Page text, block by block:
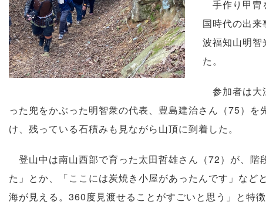
手作り甲冑
国時代の出
波福知山明智
た。
参加者は大
った兜をかぶった明智衆の代表、豊島建治さん（75）
け、残っている石積みも見ながら山頂に到着した。
登山中は南山西部で育った太田哲雄さん（72）が、階
た」とか、「ここには炭焼き小屋があったんです」な
海が見える。360度見渡せることがすごいと思う」と特徴